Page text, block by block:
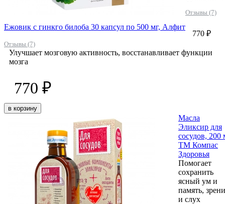
Ежовик с гинкго билоба 30 капсул по 500 мг, Алфит
Отзывы (7)
Отзывы (7)
770 ₽
Улучшает мозговую активность, восстанавливает функции
мозга
770 ₽
в корзину
Масла
Эликсир для
сосудов, 200
ТМ Компас
Здоровья
Помогает
сохранить
ясный ум и
память,
и слух